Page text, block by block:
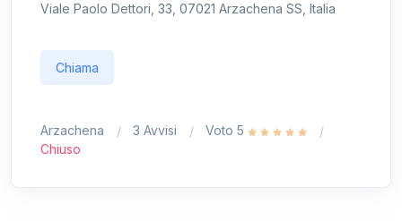
Viale Paolo Dettori, 33, 07021 Arzachena SS, Italia
Chiama
Arzachena 3 Avvisi
Voto 5
Chiuso